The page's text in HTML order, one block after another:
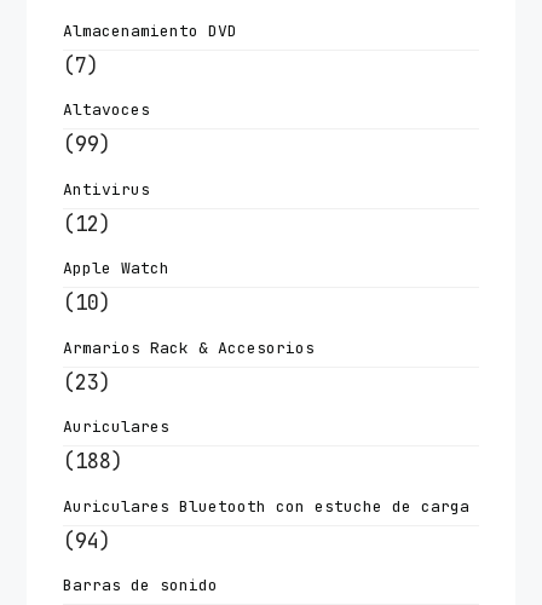
Almacenamiento DVD
(7)
Altavoces
(99)
Antivirus
(12)
Apple Watch
(10)
Armarios Rack & Accesorios
(23)
Auriculares
(188)
Auriculares Bluetooth con estuche de carga
(94)
Barras de sonido